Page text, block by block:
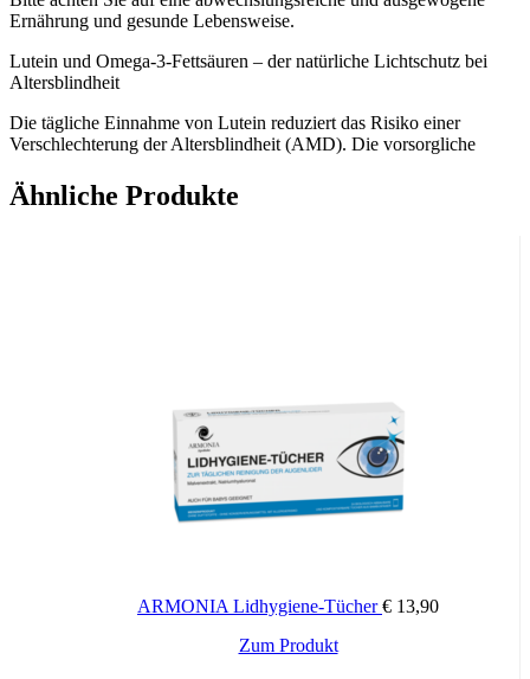
Ernährung und gesunde Lebensweise.
Lutein und Omega-3-Fettsäuren – der natürliche Lichtschutz bei
Altersblindheit
Die tägliche Einnahme von Lutein reduziert das Risiko einer
Verschlechterung der Altersblindheit (AMD). Die vorsorgliche
empfehlen, da das Risiko an AMD zu erkranken mit jedem
Lebensjahr ansteigt und AMD-Patienten einen Mangel an Lutein
danach täglich 1 Kapsel Lutamax DUO 10mg.
Die angegebene empfohlene Tagesmenge darf nicht überschritten
Ähnliche Produkte
ARMONIA Lidhygiene-Tücher€ 13,90
Zum Produkt